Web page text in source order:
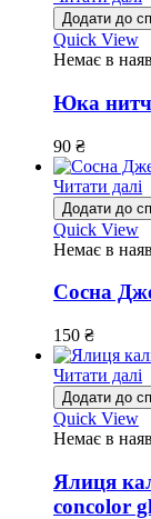
Додати до
Quick View
Немає в
Юка
90 ₴
Читати далі
Додати до
Quick View
Немає в
Сосна
150 ₴
Читати далі
Додати до
Quick View
Немає в
Ялиця
concolor